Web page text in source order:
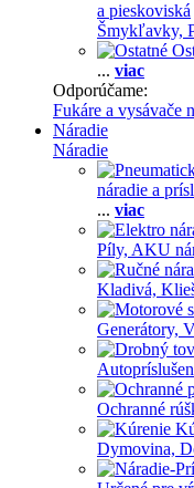
a pieskoviská
Šmykľavky,
... viac
Odporúčame:
Fukáre a vysávače
Náradie
Náradie
náradie a
... viac
Píly, AKU
Kladivá,
Generátory,
Ochranné
Dymovina,